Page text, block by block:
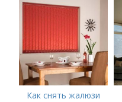
жалюзи
Как снять жалюзи